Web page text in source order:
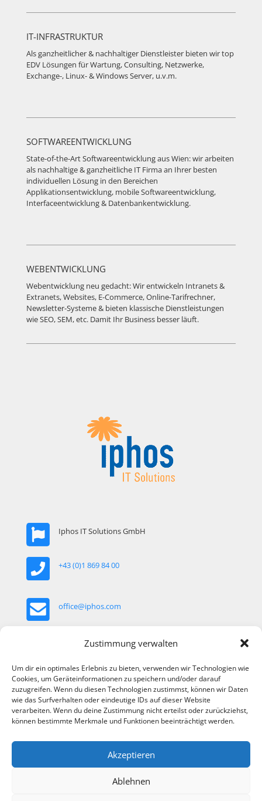
Zustimmung verwalten
Um dir ein optimales Erlebnis zu bieten, verwenden wir Technologien wie
Cookies, um Geräteinformationen zu speichern und/oder darauf
zuzugreifen. Wenn du diesen Technologien zustimmst, können wir Daten
wie das Surfverhalten oder eindeutige IDs auf dieser Website
verarbeiten. Wenn du deine Zustimmung nicht erteilst oder zurückziehst,
können bestimmte Merkmale und Funktionen beeinträchtigt werden.
Akzeptieren
Ablehnen
IT-INFRASTRUKTUR
Als ganzheitlicher & nachhaltiger Dienstleister bieten wir top
EDV Lösungen für Wartung, Consulting, Netzwerke,
Exchange-, Linux- & Windows Server, u.v.m.
SOFTWAREENTWICKLUNG
State-of-the-Art Softwareentwicklung aus Wien: wir arbeiten
als nachhaltige & ganzheitliche IT Firma an Ihrer besten
individuellen Lösung in den Bereichen
Applikationsentwicklung, mobile Softwareentwicklung,
Interfaceentwicklung & Datenbankentwicklung.
WEBENTWICKLUNG
Webentwicklung neu gedacht: Wir entwickeln Intranets &
Extranets, Websites, E-Commerce, Online-Tarifrechner,
Newsletter-Systeme & bieten klassische Dienstleistungen
wie SEO, SEM, etc. Damit Ihr Business besser läuft.
Iphos IT Solutions GmbH
+43 (0)1 869 84 00
office@iphos.com
Khekgasse 35, 1230 Wien, Österreich